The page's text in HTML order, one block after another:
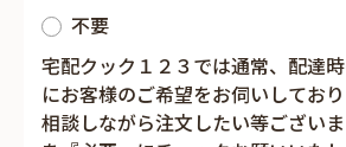
不要
宅配クック１２３では通常、配達
にお客様のご希望をお伺いしており
相談しながら注文したい等ござい